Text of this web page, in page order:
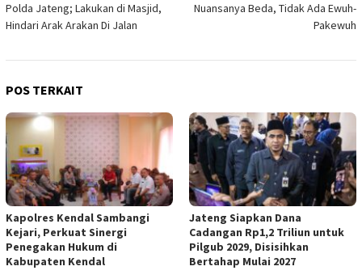
Polda Jateng; Lakukan di Masjid,
Hindari Arak Arakan Di Jalan
Nuansanya Beda, Tidak Ada Ewuh-
Pakewuh
POS TERKAIT
Kapolres Kendal Sambangi
Kejari, Perkuat Sinergi
Penegakan Hukum di
Kabupaten Kendal
Jateng Siapkan Dana
Cadangan Rp1,2 Triliun untuk
Pilgub 2029, Disisihkan
Bertahap Mulai 2027